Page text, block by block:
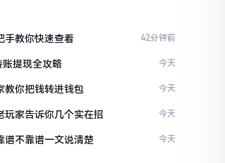
手教你快速查看 42分钟前
提现全攻略 今天
你把钱转进钱包 今天
家告诉你几个实在招 今天
不靠谱一文说清楚 今天